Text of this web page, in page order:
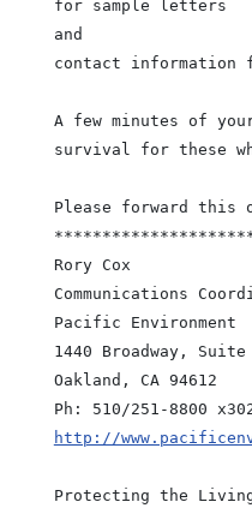
for sample letters
and
contact information
A few minutes of your
survival for these
Please forward this
Rory Cox
Communications
Pacific Environment
1440 Broadway, Suite
Oakland, CA 94612
Ph: 510/251-8800
http://
Protecting the